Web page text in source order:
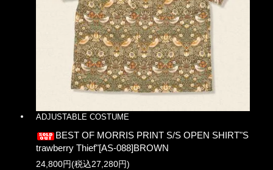
ADJUSTABLE COSTUME
BEST OF MORRIS PRINT S/S OPEN SHIRT"S
trawberry Thief"[AS-088]BROWN
24,800円(税込27,280円)